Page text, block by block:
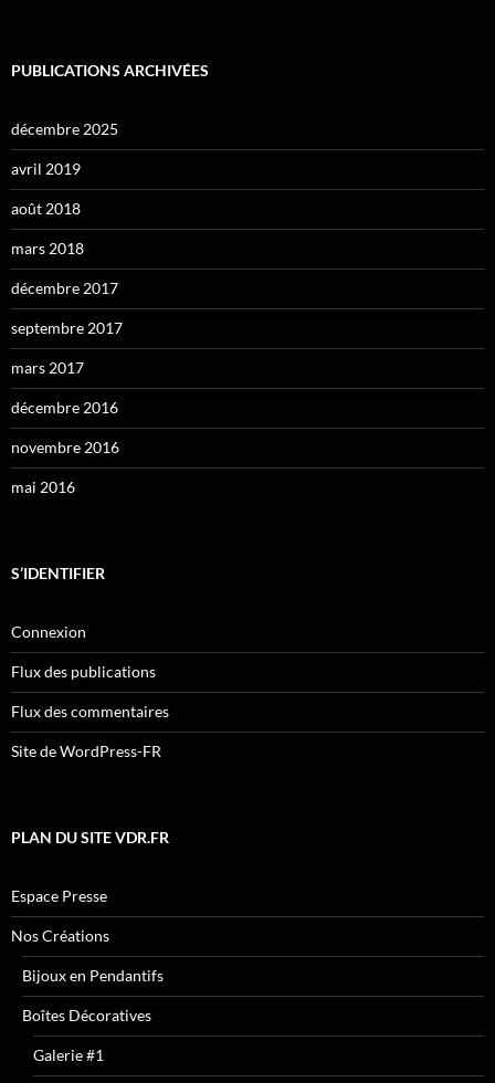
PUBLICATIONS ARCHIVÉES
décembre 2025
avril 2019
août 2018
mars 2018
décembre 2017
septembre 2017
mars 2017
décembre 2016
novembre 2016
mai 2016
S’IDENTIFIER
Connexion
Flux des publications
Flux des commentaires
Site de WordPress-FR
PLAN DU SITE VDR.FR
Espace Presse
Nos Créations
Bijoux en Pendantifs
Boîtes Décoratives
Galerie #1